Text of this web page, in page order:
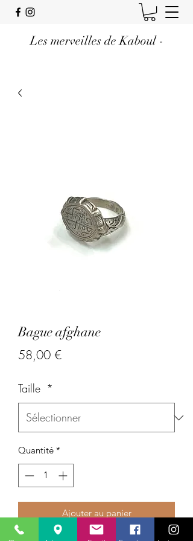
Les merveilles de Kaboul -
Bague afghane
58,00 €Prix
Taille *
Quantité *
Ajouter au panier